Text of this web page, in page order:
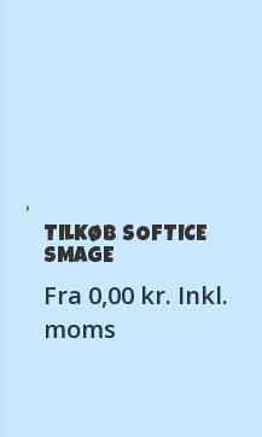
TILKØB SOFTICE
SMAGE
Fra 0,00 kr. Inkl.
moms